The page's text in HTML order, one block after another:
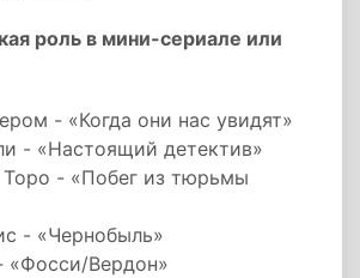
роль в мини-сериале или
- «Когда они нас увидят»
- «Настоящий детектив»
Торо - «Побег из тюрьмы
- «Чернобыль»
«Фосси/Вердон»